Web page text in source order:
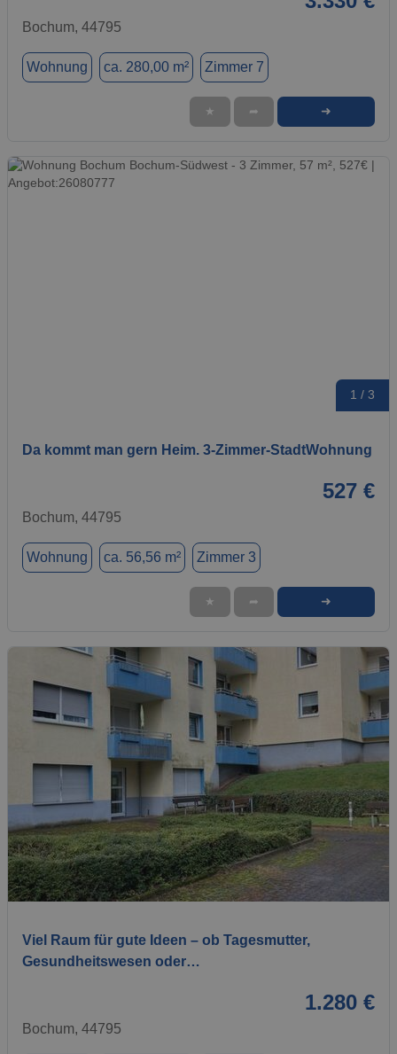
Bochum, 44795
Wohnung ca. 280,00 m² Zimmer 7
★ ➦ ➜
1 / 3
Da kommt man gern Heim. 3-Zimmer-StadtWohnung
527 €
Bochum, 44795
Wohnung ca. 56,56 m² Zimmer 3
★ ➦ ➜
Viel Raum für gute Ideen – ob Tagesmutter,
Gesundheitswesen oder…
1.280 €
Bochum, 44795